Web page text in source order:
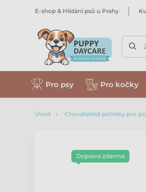
E-shop & Hlídání psů u Prahy
Pro psy Pro kočky
Úvod Chovatelské potřeby pro
Doprava zdarma